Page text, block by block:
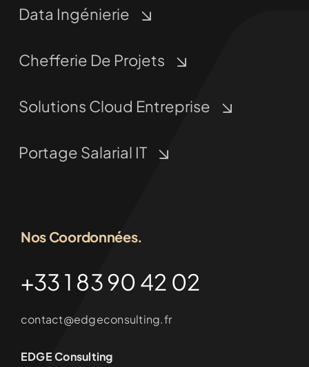
Data Ingénierie
Chefferie De Projets
Solutions Cloud Entreprise
Portage Salarial IT
Nos Coordonnées.
+33 1 83 90 42 02
contact@edgeconsulting.fr
EDGE Consulting